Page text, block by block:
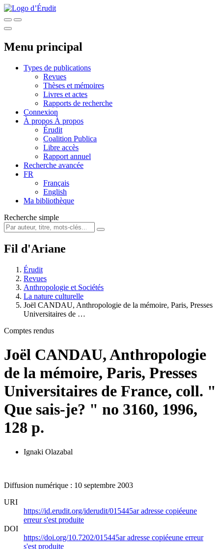
Menu principal
Types de publications
Revues
Thèses et mémoires
Livres et actes
Rapports de recherche
Connexion
À propos À propos
Érudit
Coalition Publica
Libre accès
Rapport annuel
Recherche avancée
FR
Français
English
Ma bibliothèque
Recherche simple
Fil d'Ariane
Érudit
Revues
Anthropologie et Sociétés
La nature culturelle
Joël CANDAU, Anthropologie de la mémoire, Paris, Presses
Universitaires de …
Comptes rendus
Joël CANDAU, Anthropologie
de la mémoire, Paris, Presses
Universitaires de France, coll. "
Que sais-je? " no 3160, 1996,
128 p.
Ignaki Olazabal
Diffusion numérique : 10 septembre 2003
URI
https://id.erudit.org/iderudit/015445aradresse copiéeune
erreur s'est produite
DOI
https://doi.org/10.7202/015445aradresse copiéeune erreur
s'est produite